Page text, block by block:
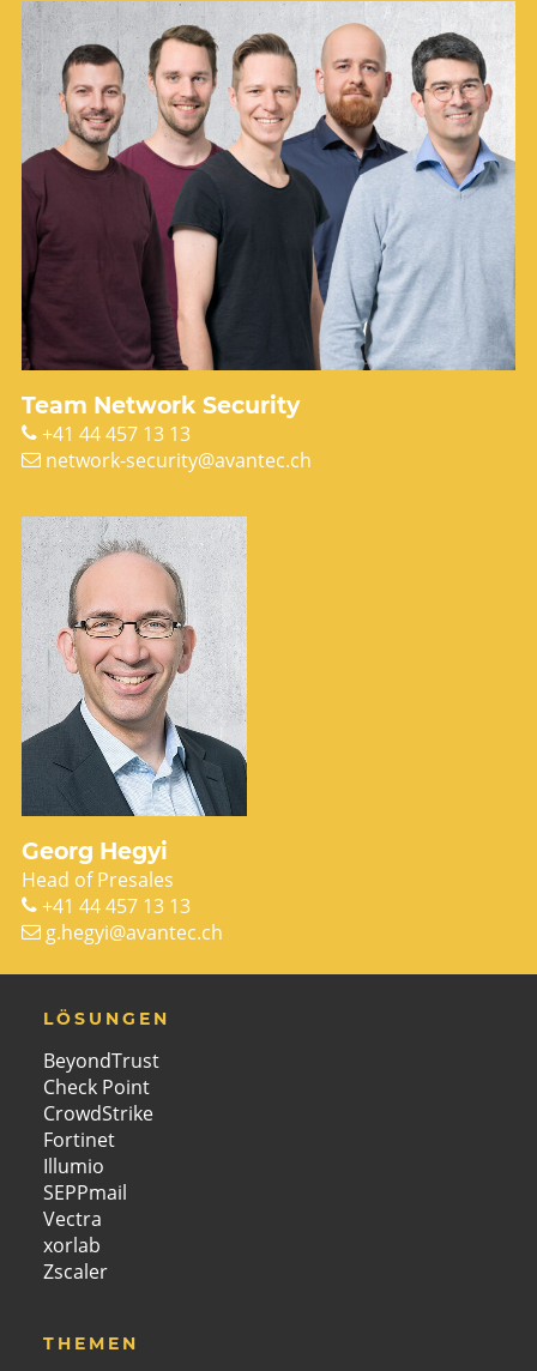
Team Network Security
+41 44 457 13 13
network-security@avantec.ch
Georg Hegyi
Head of Presales
+41 44 457 13 13
g.hegyi@avantec.ch
LÖSUNGEN
BeyondTrust
Check Point
CrowdStrike
Fortinet
Illumio
SEPPmail
Vectra
xorlab
Zscaler
THEMEN